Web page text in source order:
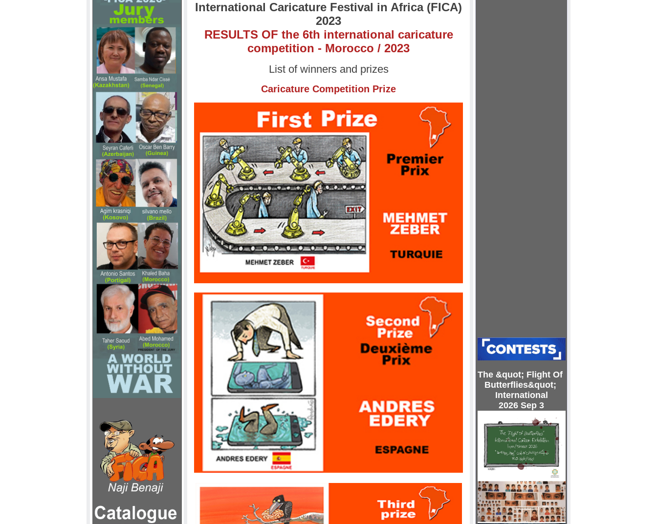
International Caricature Festival in Africa (FICA)
2023
RESULTS OF the 6th international caricature
competition - Morocco / 2023
List of winners and prizes
Caricature Competition Prize
The &quot; Flight Of
Butterflies&quot;
International
2026 Sep 3